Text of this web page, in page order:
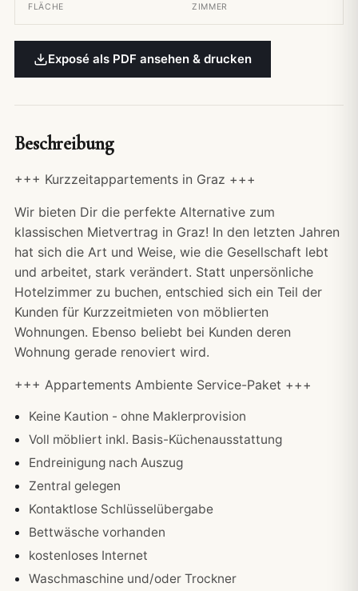
FLÄCHE ZIMMER
Exposé als PDF ansehen & drucken
Beschreibung
+++ Kurzzeitappartements in Graz +++
Wir bieten Dir die perfekte Alternative zum
klassischen Mietvertrag in Graz! In den letzten Jahren
hat sich die Art und Weise, wie die Gesellschaft lebt
und arbeitet, stark verändert. Statt unpersönliche
Hotelzimmer zu buchen, entschied sich ein Teil der
Kunden für Kurzzeitmieten von möblierten
Wohnungen. Ebenso beliebt bei Kunden deren
Wohnung gerade renoviert wird.
+++ Appartements Ambiente Service-Paket +++
Keine Kaution - ohne Maklerprovision
Voll möbliert inkl. Basis-Küchenausstattung
Endreinigung nach Auszug
Zentral gelegen
Kontaktlose Schlüsselübergabe
Bettwäsche vorhanden
kostenloses Internet
Waschmaschine und/oder Trockner